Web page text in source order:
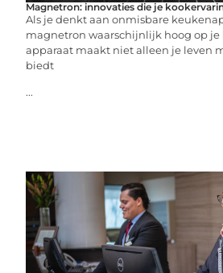
Magnetron: innovaties die je
Als je denkt aan onmisbare
magnetron waarschijnlijk hoog op
apparaat maakt niet alleen je leven
biedt
...